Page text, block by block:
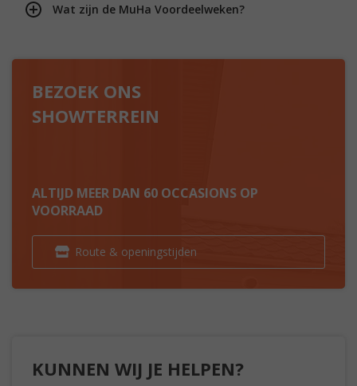
Wat zijn de MuHa Voordeelweken?
BEZOEK ONS
SHOWTERREIN
ALTIJD MEER DAN 60 OCCASIONS OP
VOORRAAD
Route & openingstijden
KUNNEN WIJ JE HELPEN?